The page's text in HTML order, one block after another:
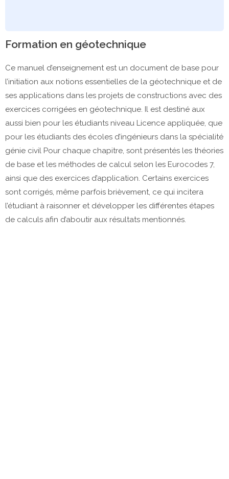
Formation en géotechnique
Ce manuel d’enseignement est un document de base pour
l’initiation aux notions essentielles de la géotechnique et de
ses applications dans les projets de constructions avec des
exercices corrigées en géotechnique. Il est destiné aux
aussi bien pour les étudiants niveau Licence appliquée, que
pour les étudiants des écoles d’ingénieurs dans la spécialité
génie civil Pour chaque chapitre, sont présentés les théories
de base et les méthodes de calcul selon les Eurocodes 7,
ainsi que des exercices d’application. Certains exercices
sont corrigés, même parfois brièvement, ce qui incitera
l’étudiant à raisonner et développer les différentes étapes
de calculs afin d’aboutir aux résultats mentionnés.